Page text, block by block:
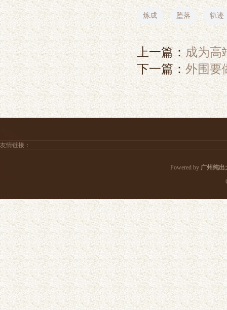
炼成 堕落 轨迹
上一篇： 成为高
下一篇：外围要
友情链接：
Powered by 广州纯出